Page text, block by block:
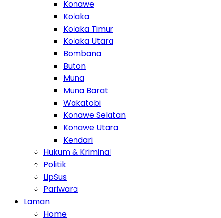
Konawe
Kolaka
Kolaka Timur
Kolaka Utara
Bombana
Buton
Muna
Muna Barat
Wakatobi
Konawe Selatan
Konawe Utara
Kendari
Hukum & Kriminal
Politik
LipSus
Pariwara
Laman
Home